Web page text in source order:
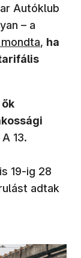
Autóklub
– a
nyílik meg)
, ha
ők
A 13.
19-ig 28
adtak